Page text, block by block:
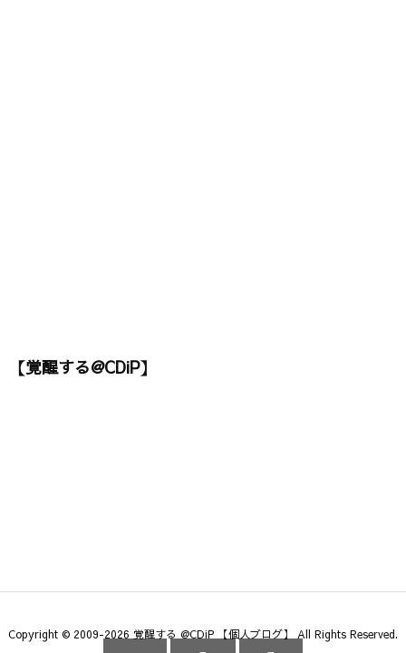
【覚醒する@CDiP】
Copyright © 2009-2026 覚醒する @CDiP 【個人ブログ】 All Rights Reserved.